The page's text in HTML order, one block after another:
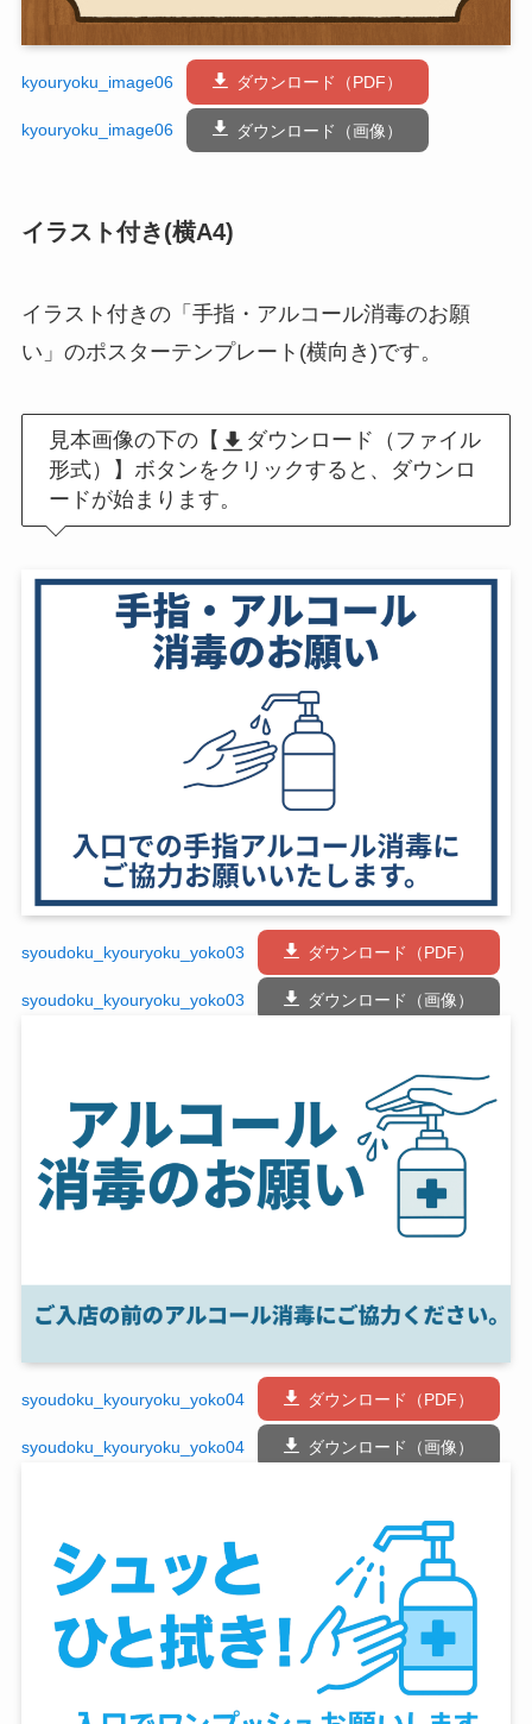
kyouryoku_image06 ダウンロード（PDF）
kyouryoku_image06 ダウンロード（画像）
イラスト付き(横A4)
イラスト付きの「手指・アルコール消毒のお願
い」のポスターテンプレート(横向き)です。
見本画像の下の【
ダウンロード（ファイル
形式）】ボタンをクリックすると、ダウンロ
ードが始まります。
syoudoku_kyouryoku_yoko03 ダウンロード（PDF）
syoudoku_kyouryoku_yoko03 ダウンロード（画像）
syoudoku_kyouryoku_yoko04 ダウンロード（PDF）
syoudoku_kyouryoku_yoko04 ダウンロード（画像）